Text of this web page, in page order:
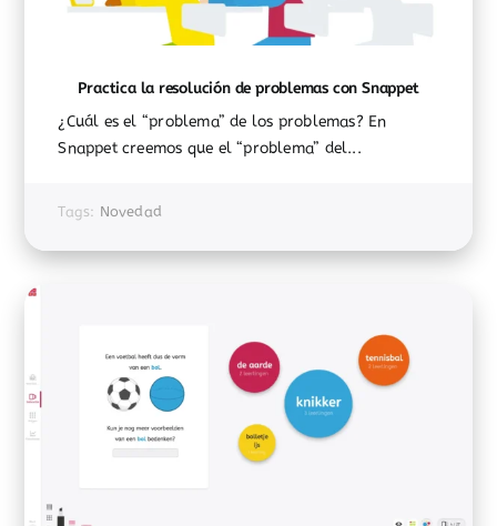
Practica la resolución de problemas con Snappet
¿Cuál es el “problema” de los problemas? En
Snappet creemos que el “problema” del...
Tags: Novedad